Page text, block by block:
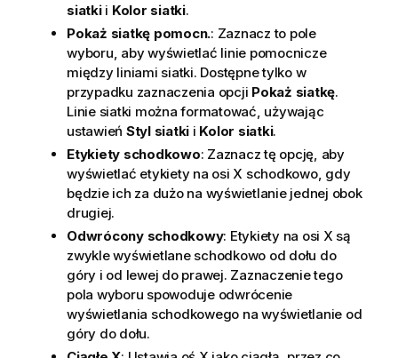
siatkii Kolor siatki.
Pokaż siatkę pomocn.: Zaznacz to pole
wyboru, aby wyświetlać linie pomocnicze
między liniami siatki. Dostępne tylko w
przypadku zaznaczenia opcji Pokaż siatkę.
Linie siatki można formatować, używając
ustawień Styl siatki i Kolor siatki.
Etykiety schodkowo: Zaznacz tę opcję, aby
wyświetlać etykiety na osi X schodkowo, gdy
będzie ich za dużo na wyświetlanie jednej obok
drugiej.
Odwrócony schodkowy: Etykiety na osi X są
zwykle wyświetlane schodkowo od dołu do
góry i od lewej do prawej. Zaznaczenie tego
pola wyboru spowoduje odwrócenie
wyświetlania schodkowego na wyświetlanie od
góry do dołu.